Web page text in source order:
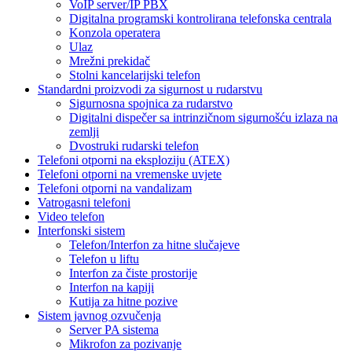
VoIP server/IP PBX
Digitalna programski kontrolirana telefonska centrala
Konzola operatera
Ulaz
Mrežni prekidač
Stolni kancelarijski telefon
Standardni proizvodi za sigurnost u rudarstvu
Sigurnosna spojnica za rudarstvo
Digitalni dispečer sa intrinzičnom sigurnošću izlaza na
zemlji
Dvostruki rudarski telefon
Telefoni otporni na eksploziju (ATEX)
Telefoni otporni na vremenske uvjete
Telefoni otporni na vandalizam
Vatrogasni telefoni
Video telefon
Interfonski sistem
Telefon/Interfon za hitne slučajeve
Telefon u liftu
Interfon za čiste prostorije
Interfon na kapiji
Kutija za hitne pozive
Sistem javnog ozvučenja
Server PA sistema
Mikrofon za pozivanje